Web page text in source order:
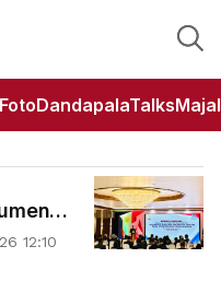
FotoDandapalaTalks
12:10